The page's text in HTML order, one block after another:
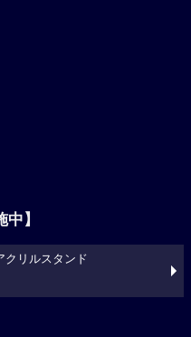
】
クリルスタンド